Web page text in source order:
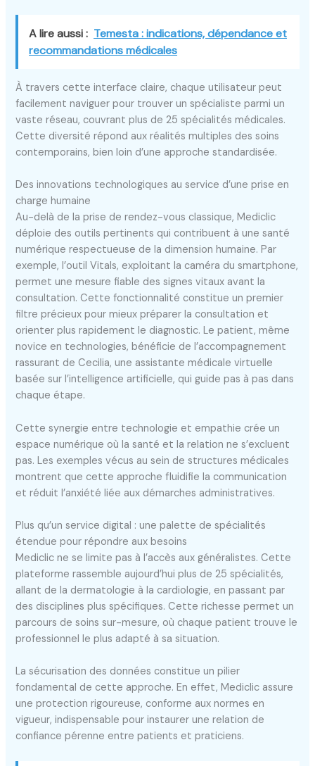
A lire aussi : Temesta : indications, dépendance et
recommandations médicales
À travers cette interface claire, chaque utilisateur peut
facilement naviguer pour trouver un spécialiste parmi un
vaste réseau, couvrant plus de 25 spécialités médicales.
Cette diversité répond aux réalités multiples des soins
contemporains, bien loin d’une approche standardisée.
Des innovations technologiques au service d’une prise en
charge humaine
Au-delà de la prise de rendez-vous classique, Mediclic
déploie des outils pertinents qui contribuent à une santé
numérique respectueuse de la dimension humaine. Par
exemple, l’outil Vitals, exploitant la caméra du smartphone,
permet une mesure fiable des signes vitaux avant la
consultation. Cette fonctionnalité constitue un premier
filtre précieux pour mieux préparer la consultation et
orienter plus rapidement le diagnostic. Le patient, même
novice en technologies, bénéficie de l’accompagnement
rassurant de Cecilia, une assistante médicale virtuelle
basée sur l’intelligence artificielle, qui guide pas à pas dans
chaque étape.
Cette synergie entre technologie et empathie crée un
espace numérique où la santé et la relation ne s’excluent
pas. Les exemples vécus au sein de structures médicales
montrent que cette approche fluidifie la communication
et réduit l’anxiété liée aux démarches administratives.
Plus qu’un service digital : une palette de spécialités
étendue pour répondre aux besoins
Mediclic ne se limite pas à l’accès aux généralistes. Cette
plateforme rassemble aujourd’hui plus de 25 spécialités,
allant de la dermatologie à la cardiologie, en passant par
des disciplines plus spécifiques. Cette richesse permet un
parcours de soins sur-mesure, où chaque patient trouve le
professionnel le plus adapté à sa situation.
La sécurisation des données constitue un pilier
fondamental de cette approche. En effet, Mediclic assure
une protection rigoureuse, conforme aux normes en
vigueur, indispensable pour instaurer une relation de
confiance pérenne entre patients et praticiens.